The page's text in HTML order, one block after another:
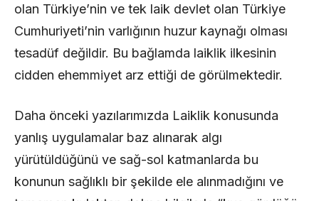
olan Türkiye’nin ve tek laik devlet olan Türkiye
Cumhuriyeti’nin varlığının huzur kaynağı olması
tesadüf değildir. Bu bağlamda laiklik ilkesinin
cidden ehemmiyet arz ettiği de görülmektedir.
Daha önceki yazılarımızda Laiklik konusunda
yanlış uygulamalar baz alınarak algı
yürütüldüğünü ve sağ-sol katmanlarda bu
konunun sağlıklı bir şekilde ele alınmadığını ve